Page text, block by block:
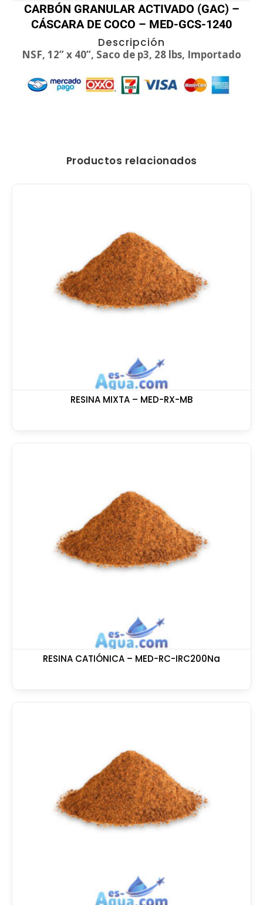
CARBÓN GRANULAR ACTIVADO (GAC) –
CÁSCARA DE COCO – MED-GCS-1240
Descripción
NSF, 12” x 40”, Saco de p3, 28 lbs, Importado
Productos relacionados
RESINA MIXTA – MED-RX-MB
RESINA CATIÓNICA – MED-RC-IRC200Na